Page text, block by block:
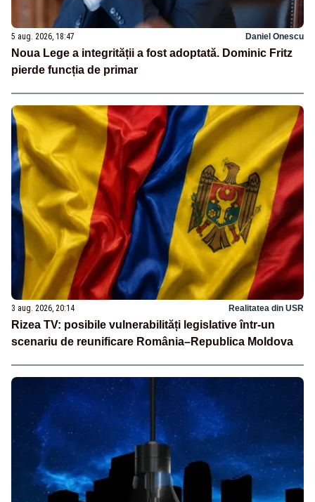
5 aug. 2026, 18:47 Daniel Onescu
Noua Lege a integrității a fost adoptată. Dominic Fritz
pierde funcția de primar
3 aug. 2026, 20:14 Realitatea din USR
Rizea TV: posibile vulnerabilități legislative într-un
scenariu de reunificare România–Republica Moldova